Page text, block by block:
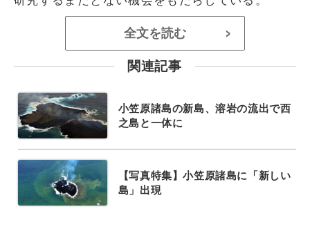
全文を読む >
関連記事
小笠原諸島の新島、溶岩の流出で西
之島と一体に
【写真特集】小笠原諸島に「新しい
島」出現